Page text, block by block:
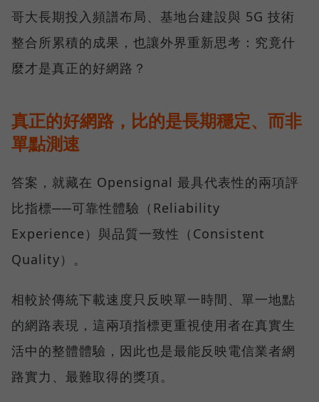
哥大長期投入頻譜布局、基地台建設與 5G 技術
整合所累積的成果，也讓外界重新思考：究竟什
麼才是真正的好網路？
真正的好網路，比的是長期穩定、而非
單點測速
答案，就藏在 Opensignal 最具代表性的兩項評
比指標──可靠性體驗（Reliability
Experience）與品質一致性（Consistent
Quality）。
相較於傳統下載速度只反映單一時間、單一地點
的網路表現，這兩項指標更重視使用者在真實生
活中的整體體驗，因此也是最能反映電信業者網
路實力、最難取得的獎項。